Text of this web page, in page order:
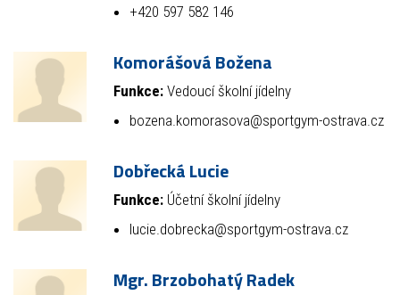
+420 597 582 146
Komorášová Božena
Funkce: Vedoucí školní jídelny
bozena.komorasova@sportgym-ostrava.cz
Dobřecká Lucie
Funkce: Účetní školní jídelny
lucie.dobrecka@sportgym-ostrava.cz
Mgr. Brzobohatý Radek